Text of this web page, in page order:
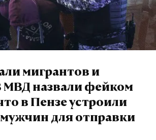
агент
на Daily Storm в
. Он
там, где тормозит интернет.
Telegram
VK
мигрантов и
МВД назвали фейком
в Пензе устроили
мужчин для отправки